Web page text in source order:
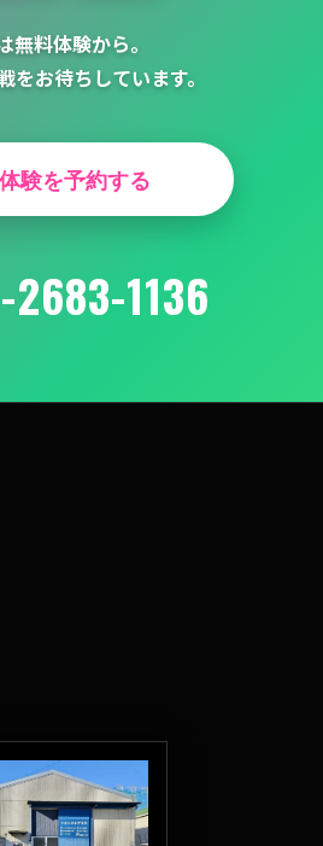
無料体験から。
をお待ちしています。
験を予約する
1136